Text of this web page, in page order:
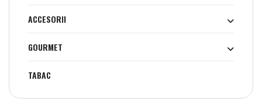
ACCESORII
GOURMET
TABAC